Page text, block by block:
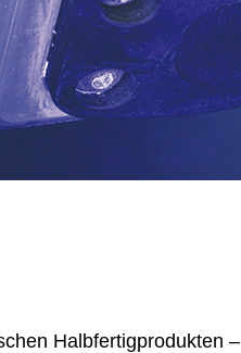
Halbfertigprodukten –